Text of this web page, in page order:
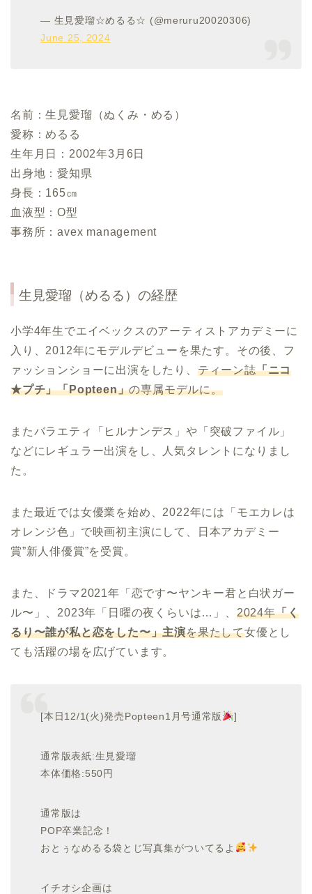
— 生見愛瑠☆めるる☆ (@meruru20020306)
June 25, 2024
名前：生見愛瑠（ぬくみ・める）
愛称：めるる
生年月日：2002年3月6日
出身地：愛知県
身長：165㎝
血液型：O型
事務所：avex management
生見愛瑠（めるる）の経歴
小学4年生でエイベックスのアーティストアカデミーに
入り、2012年にモデルデビューを果たす。その後、フ
ァッションショーに出演をしたり、 ティーン誌「ニコ
★プチ」「Popteen」の専属モデルに。
またバラエティ「ヒルナンデス」や「突破ファイル」
などにレギュラー出演をし、人気タレントになりまし
た。
また最近では女優業を始め、2022年には「モエカレは
オレンジ色」で映画初主演にして、日本アカデミー
賞”新人俳優賞”を受賞。
また、ドラマ2021年「恋です〜ヤンキー君と白状ガー
ル〜」、2023年「日曜の夜くらいは…」、 2024年「く
るり〜誰が私と恋をした〜」主演を果たして女優とし
ても活躍の場を広げています。
[本日12/1(火)発売Popteen1月号通常版 ]
通常版表紙:生見愛瑠
本体価格:550円
通常版は
POP卒業記念！
おとぅなめるる袋とじ写真集がついてるよ
イチオシ企画は